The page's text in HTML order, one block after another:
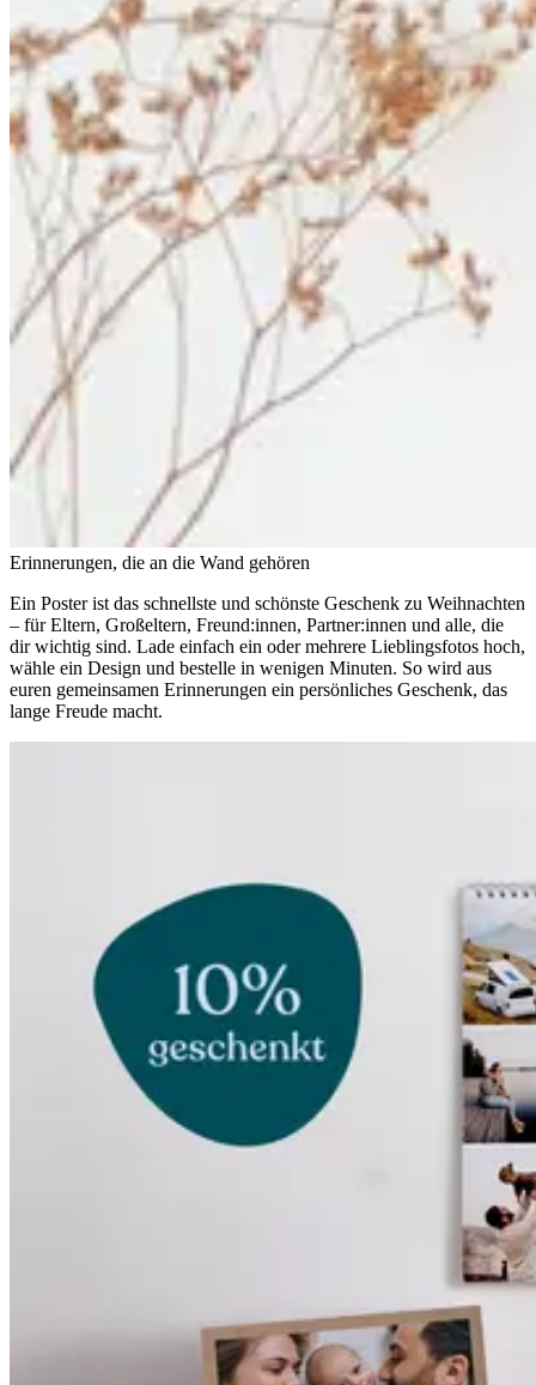
Erinnerungen, die an die Wand gehören
Ein Poster ist das schnellste und schönste Geschenk zu Weihnachten
– für Eltern, Großeltern, Freund:innen, Partner:innen und alle, die
dir wichtig sind. Lade einfach ein oder mehrere Lieblingsfotos hoch,
wähle ein Design und bestelle in wenigen Minuten. So wird aus
euren gemeinsamen Erinnerungen ein persönliches Geschenk, das
lange Freude macht.